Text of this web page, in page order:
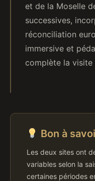
et de la Moselle
successives,
réconciliation
immersive et
complète la visite
Bon à
Les deux sites ont
variables selon la
certaines périodes